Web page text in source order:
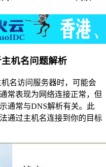
机名问题解析
名访问服务器时，可能会
常表现为网络连接正常，但
通常与DNS解析有关。此
通过主机名连接到你的目标